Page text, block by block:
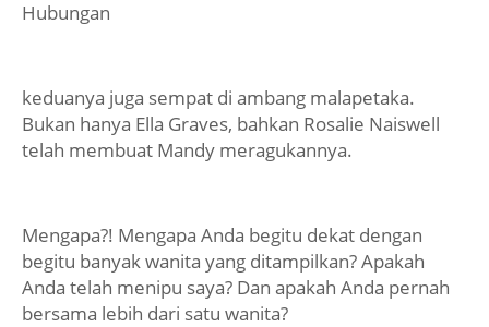
Hubungan
keduanya juga sempat di ambang malapetaka.
Bukan hanya Ella Graves, bahkan Rosalie Naiswell
telah membuat Mandy meragukannya.
Mengapa?! Mengapa Anda begitu dekat dengan
begitu banyak wanita yang ditampilkan? Apakah
Anda telah menipu saya? Dan apakah Anda pernah
bersama lebih dari satu wanita?